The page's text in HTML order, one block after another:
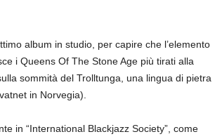
album in studio, per capire che l’elemento
i Queens Of The Stone Age più tirati alla
sommità del Trolltunga, una lingua di pietra
in Norvegia).
in “International Blackjazz Society”, come